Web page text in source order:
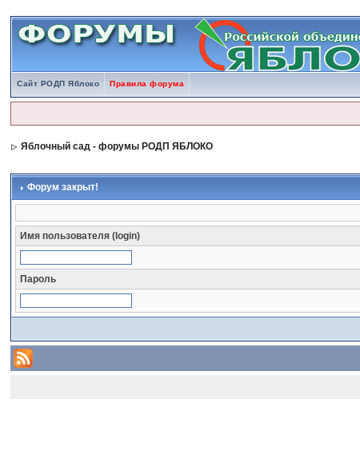
Сайт РОДП Яблоко Правила форума
Яблочный сад - форумы РОДП ЯБЛОКО
Форум закрыт!
Имя пользователя (login)
Пароль